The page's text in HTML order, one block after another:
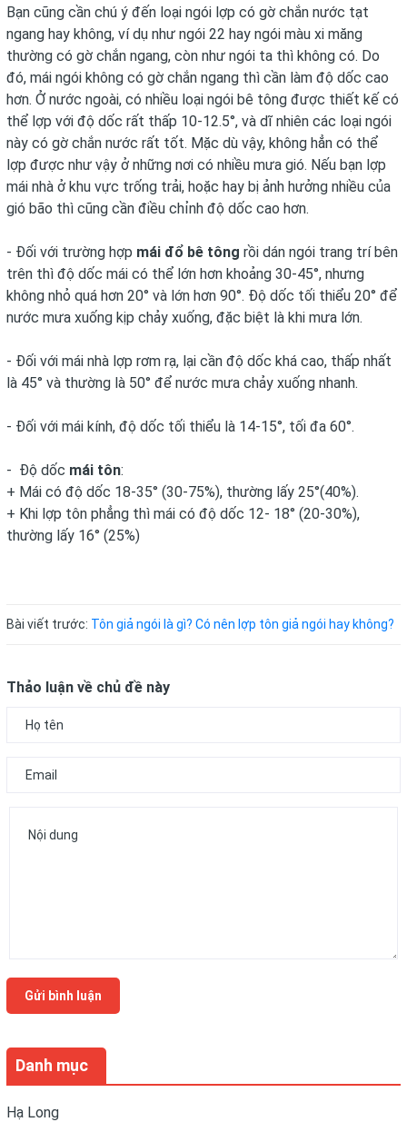
Danh mục
Hạ Long
Bạn cũng cần chú ý đến loại ngói lợp có gờ chắn nước tạt
ngang hay không, ví dụ như ngói 22 hay ngói màu xi măng
thường có gờ chắn ngang, còn như ngói ta thì không có. Do
đó, mái ngói không có gờ chắn ngang thì cần làm độ dốc cao
hơn. Ở nước ngoài, có nhiều loại ngói bê tông được thiết kế có
thể lợp với độ dốc rất thấp 10-12.5°, và dĩ nhiên các loại ngói
này có gờ chắn nước rất tốt. Mặc dù vậy, không hẳn có thể
lợp được như vậy ở những nơi có nhiều mưa gió. Nếu bạn lợp
mái nhà ở khu vực trống trải, hoặc hay bị ảnh hưởng nhiều của
gió bão thì cũng cần điều chỉnh độ dốc cao hơn.
- Đối với trường hợp mái đổ bê tông rồi dán ngói trang trí bên
trên thì độ dốc mái có thể lớn hơn khoảng 30-45°, nhưng
không nhỏ quá hơn 20° và lớn hơn 90°. Độ dốc tối thiểu 20° để
nước mưa xuống kịp chảy xuống, đặc biệt là khi mưa lớn.
- Đối với mái nhà lợp rơm rạ, lại cần độ dốc khá cao, thấp nhất
là 45° và thường là 50° để nước mưa chảy xuống nhanh.
- Đối với mái kính, độ dốc tối thiểu là 14-15°, tối đa 60°.
- Độ dốc mái tôn:
+ Mái có độ dốc 18-35° (30-75%), thường lấy 25°(40%).
+ Khi lợp tôn phẳng thì mái có độ dốc 12- 18° (20-30%),
thường lấy 16° (25%)
Bài viết trước: Tôn giả ngói là gì? Có nên lợp tôn giả ngói hay không?
Thảo luận về chủ đề này
Gửi bình luận